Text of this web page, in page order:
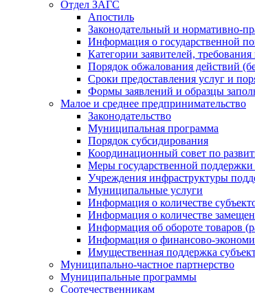
Отдел ЗАГС
Апостиль
Законодательный и нормативно-
Информация о государственной
Категории заявителей,
Порядок обжалования действий
Сроки предоставления услуг и
Формы заявлений и образцы
Малое и среднее предпринимательство
Законодательство
Муниципальная программа
Порядок субсидирования
Координационный совет по
Меры государственной поддержки
Учреждения инфраструктуры
Муниципальные услуги
Информация о количестве
Информация о количестве
Информация об обороте товаров
Информация о финансово-
Имущественная поддержка
Муниципально-частное партнерство
Муниципальные программы
Соотечественникам